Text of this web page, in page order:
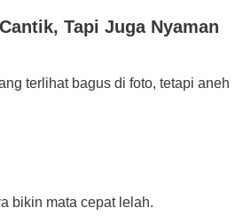
Tapi Juga Nyaman
terlihat bagus di foto, tetapi aneh
bikin mata cepat lelah.